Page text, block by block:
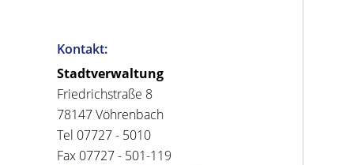
Kontakt:
Stadtverwaltung
Friedrichstraße 8
78147 Vöhrenbach
Tel 07727 - 5010
Fax 07727 - 501-119